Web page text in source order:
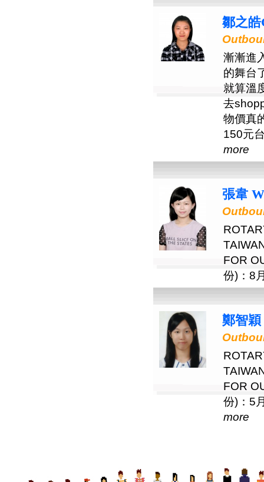
鄒之
漸漸進
的舞台
就算溫
去
物價真
150元
more
張韋
FOR
份)：
鄭智穎
FOR
份)：5
more